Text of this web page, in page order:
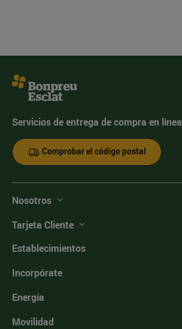
Servicios de entrega de compra en línea
Comprobar el código postal
Nosotros
Tarjeta Cliente
Establecimientos
Incorpórate
Energía
Movilidad